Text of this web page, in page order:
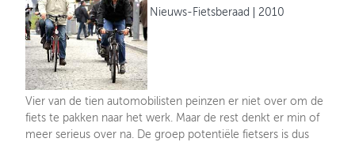
Nieuws-Fietsberaad 2010
Vier van de tien automobilisten peinzen er niet over om de
fiets te pakken naar het werk. Maar de rest denkt er min of
meer serieus over na. De groep potentiële fietsers is dus